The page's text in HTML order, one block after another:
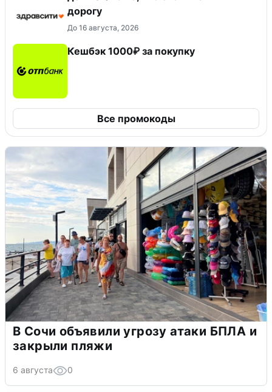
дорогу
До 16 августа, 2026
Кешбэк 1000₽ за покупку
Все промокоды
В Сочи объявили угрозу атаки БПЛА и
закрыли пляжи
6 августа 0